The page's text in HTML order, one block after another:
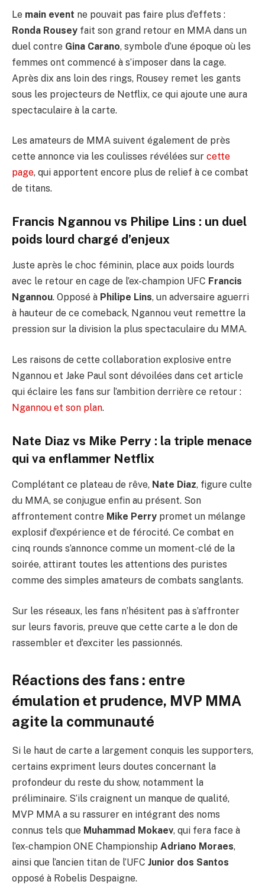
Le main event ne pouvait pas faire plus d’effets :
Ronda Rousey fait son grand retour en MMA dans un
duel contre Gina Carano, symbole d’une époque où les
femmes ont commencé à s’imposer dans la cage.
Après dix ans loin des rings, Rousey remet les gants
sous les projecteurs de Netflix, ce qui ajoute une aura
spectaculaire à la carte.
Les amateurs de MMA suivent également de près
cette annonce via les coulisses révélées sur cette
page, qui apportent encore plus de relief à ce combat
de titans.
Francis Ngannou vs Philipe Lins : un duel
poids lourd chargé d’enjeux
Juste après le choc féminin, place aux poids lourds
avec le retour en cage de l’ex-champion UFC Francis
Ngannou. Opposé à Philipe Lins, un adversaire aguerri
à hauteur de ce comeback, Ngannou veut remettre la
pression sur la division la plus spectaculaire du MMA.
Les raisons de cette collaboration explosive entre
Ngannou et Jake Paul sont dévoilées dans cet article
qui éclaire les fans sur l’ambition derrière ce retour :
Ngannou et son plan.
Nate Diaz vs Mike Perry : la triple menace
qui va enflammer Netflix
Complétant ce plateau de rêve, Nate Diaz, figure culte
du MMA, se conjugue enfin au présent. Son
affrontement contre Mike Perry promet un mélange
explosif d’expérience et de férocité. Ce combat en
cinq rounds s’annonce comme un moment-clé de la
soirée, attirant toutes les attentions des puristes
comme des simples amateurs de combats sanglants.
Sur les réseaux, les fans n’hésitent pas à s’affronter
sur leurs favoris, preuve que cette carte a le don de
rassembler et d’exciter les passionnés.
Réactions des fans : entre
émulation et prudence, MVP MMA
agite la communauté
Si le haut de carte a largement conquis les supporters,
certains expriment leurs doutes concernant la
profondeur du reste du show, notamment la
préliminaire. S’ils craignent un manque de qualité,
MVP MMA a su rassurer en intégrant des noms
connus tels que Muhammad Mokaev, qui fera face à
l’ex-champion ONE Championship Adriano Moraes,
ainsi que l’ancien titan de l’UFC Junior dos Santos
opposé à Robelis Despaigne.